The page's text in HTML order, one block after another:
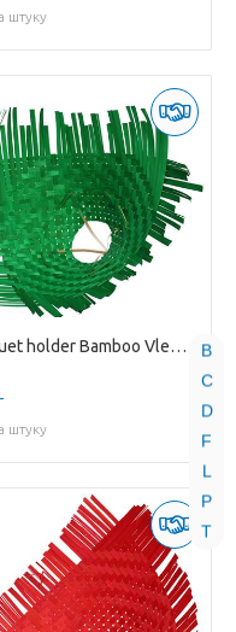
B
C
D
F
L
P
T
штуку
Bouquet holder Bamboo Vlecht D34cm
штуку